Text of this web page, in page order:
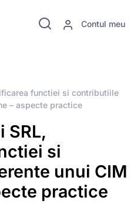
Contul meu
functiei si contributiile
– aspecte practice
SRL,
si
unui CIM
practice